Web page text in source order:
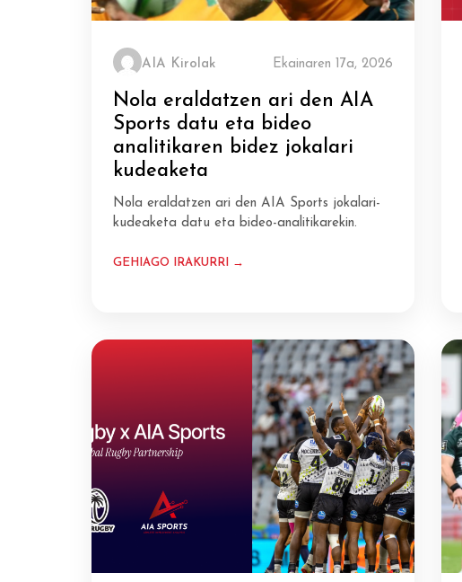
AIA Kirolak Ekainaren 17a, 2026
Nola eraldatzen ari den AIA
Sports datu eta bideo
analitikaren bidez jokalari
kudeaketa
Nola eraldatzen ari den AIA Sports jokalari-
kudeaketa datu eta bideo-analitikarekin.
GEHIAGO IRAKURRI →